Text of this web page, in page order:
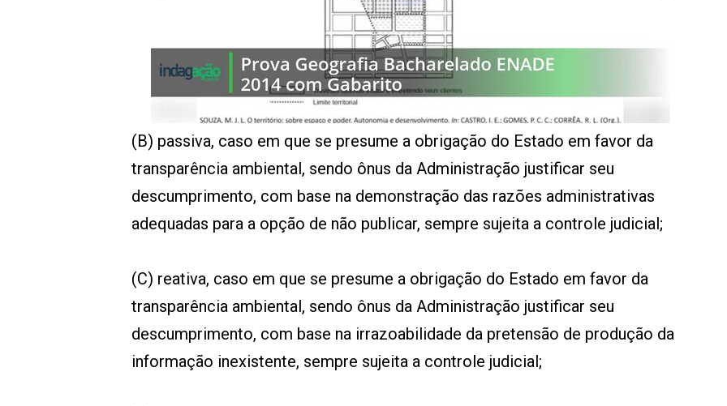
(B) passiva, caso em que se presume a obrigação do Estado em favor da
transparência ambiental, sendo ônus da Administração justificar seu
descumprimento, com base na demonstração das razões administrativas
adequadas para a opção de não publicar, sempre sujeita a controle judicial;
(C) reativa, caso em que se presume a obrigação do Estado em favor da
transparência ambiental, sendo ônus da Administração justificar seu
descumprimento, com base na irrazoabilidade da pretensão de produção da
informação inexistente, sempre sujeita a controle judicial;